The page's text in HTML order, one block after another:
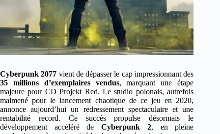
Cyberpunk 2077 vient de dépasser le cap impressionnant des
35 millions d’exemplaires vendus, marquant une étape
majeure pour CD Projekt Red. Le studio polonais, autrefois
malmené pour le lancement chaotique de ce jeu en 2020,
annonce aujourd’hui un redressement spectaculaire et une
rentabilité record. Ce succès propulse désormais le
développement accéléré deCyberpunk 2, en pleine